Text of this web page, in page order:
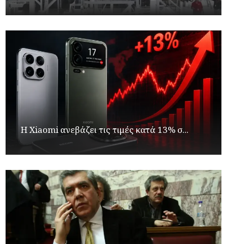
Η Xiaomi ανεβάζει τις τιμές κατά 13% σ...